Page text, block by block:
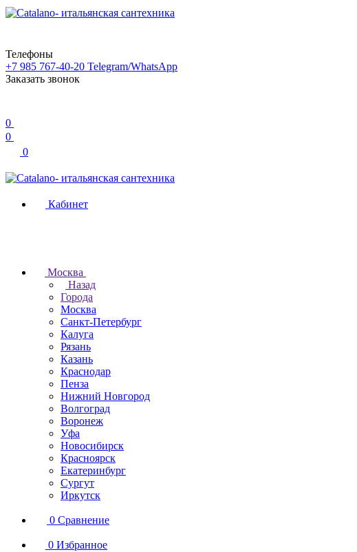
Телефоны
+7 985 767-40-20 Telegram/WhatsApp
Заказать звонок
0
0
0
Кабинет
Москва
Назад
Города
Москва
Санкт-Петербург
Калуга
Рязань
Казань
Краснодар
Пенза
Нижний Новгород
Волгоград
Воронеж
Уфа
Новосибирск
Красноярск
Екатеринбург
Сургут
Иркутск
0 Сравнение
0 Избранное